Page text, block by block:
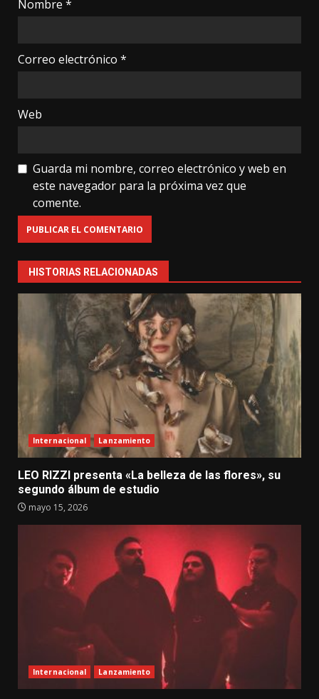
Nombre *
Correo electrónico *
Web
Guarda mi nombre, correo electrónico y web en
este navegador para la próxima vez que
comente.
HISTORIAS RELACIONADAS
Internacional Lanzamiento
LEO RIZZI presenta «La belleza de las flores», su
segundo álbum de estudio
mayo 15, 2026
Internacional Lanzamiento